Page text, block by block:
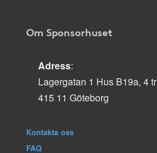
Om Sponsorhuset
Adress:
Lagergatan 1 Hus B19a, 4 tr
415 11 Göteborg
Kontakta oss
FAQ